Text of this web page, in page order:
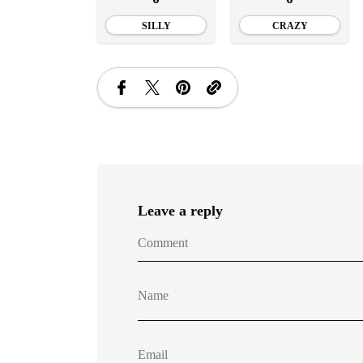
SILLY CRAZY
Leave a reply